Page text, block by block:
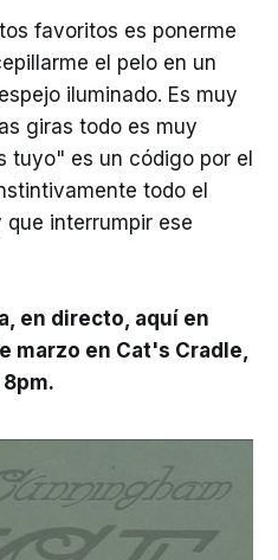
favoritos es ponerme
el pelo en un
iluminado. Es muy
giras todo es muy
tuyo" es un código por el
todo el
que interrumpir ese
en directo, aquí en
marzo en Cat's Cradle,